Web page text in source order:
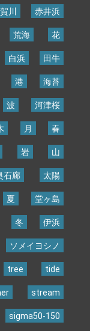
川 赤井浜
荒海 花
白浜 田牛
港 海苔
波 河津桜
月 春
岩 山
石廊 太陽
夏 堂ヶ島
冬 伊浜
ソメイヨシノ
tree tide
stream
sigma50-150